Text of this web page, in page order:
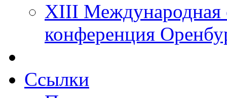
XIII Международная
конференция
Ссылки